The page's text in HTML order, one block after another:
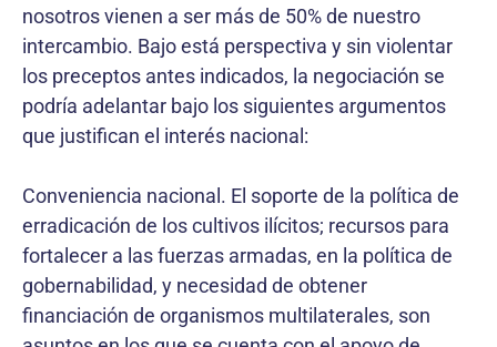
nosotros vienen a ser más de 50% de nuestro
intercambio. Bajo está perspectiva y sin violentar
los preceptos antes indicados, la negociación se
podría adelantar bajo los siguientes argumentos
que justifican el interés nacional:
Conveniencia nacional. El soporte de la política de
erradicación de los cultivos ilícitos; recursos para
fortalecer a las fuerzas armadas, en la política de
gobernabilidad, y necesidad de obtener
financiación de organismos multilaterales, son